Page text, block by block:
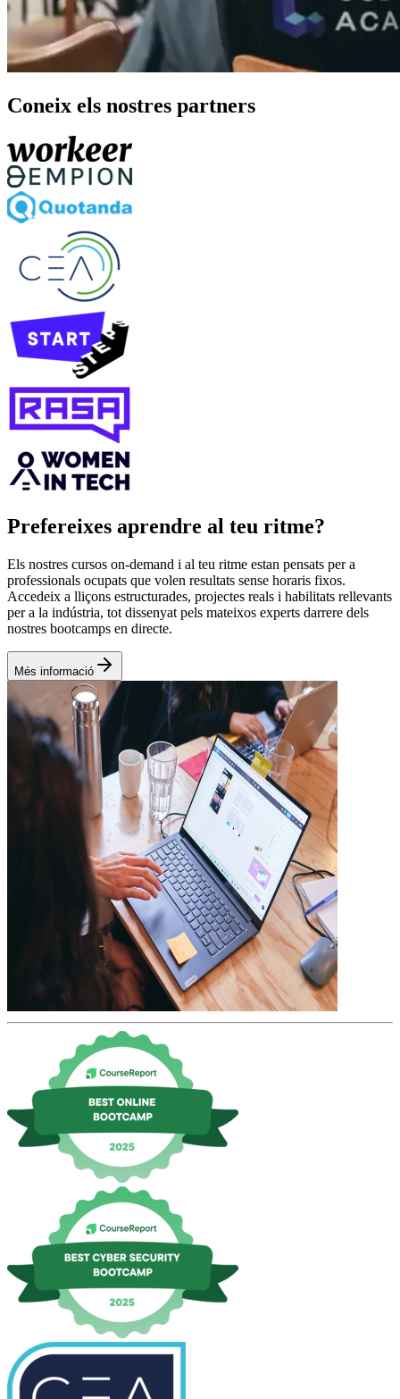
Coneix els nostres partners
Prefereixes aprendre al teu ritme?
Els nostres cursos on‑demand i al teu ritme estan pensats per a
professionals ocupats que volen resultats sense horaris fixos.
Accedeix a lliçons estructurades, projectes reals i habilitats rellevants
per a la indústria, tot dissenyat pels mateixos experts darrere dels
nostres bootcamps en directe.
Més informació